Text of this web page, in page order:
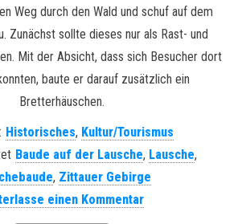
Weg durch den Wald und schuf auf dem
Zunächst sollte dieses nur als Rast- und
Mit der Absicht, dass sich Besucher dort
baute er darauf zusätzlich ein
Bretterhäuschen.
Historisches, Kultur/Tourismus
Baude auf der Lausche, Lausche,
, Zittauer Gebirge
einen Kommentar